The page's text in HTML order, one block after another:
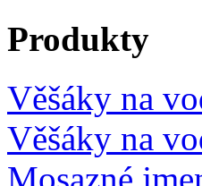
Produkty
Věšáky na
Věšáky na